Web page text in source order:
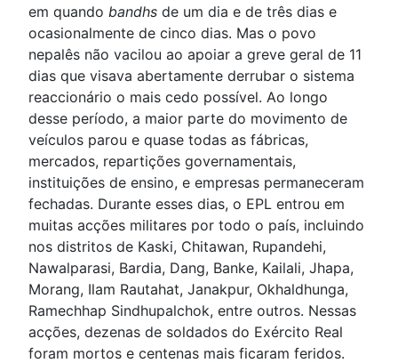
em quando bandhs de um dia e de três dias e
ocasionalmente de cinco dias. Mas o povo
nepalês não vacilou ao apoiar a greve geral de 11
dias que visava abertamente derrubar o sistema
reaccionário o mais cedo possível. Ao longo
desse período, a maior parte do movimento de
veículos parou e quase todas as fábricas,
mercados, repartições governamentais,
instituições de ensino, e empresas permaneceram
fechadas. Durante esses dias, o EPL entrou em
muitas acções militares por todo o país, incluindo
nos distritos de Kaski, Chitawan, Rupandehi,
Nawalparasi, Bardia, Dang, Banke, Kailali, Jhapa,
Morang, Ilam Rautahat, Janakpur, Okhaldhunga,
Ramechhap Sindhupalchok, entre outros. Nessas
acções, dezenas de soldados do Exército Real
foram mortos e centenas mais ficaram feridos.